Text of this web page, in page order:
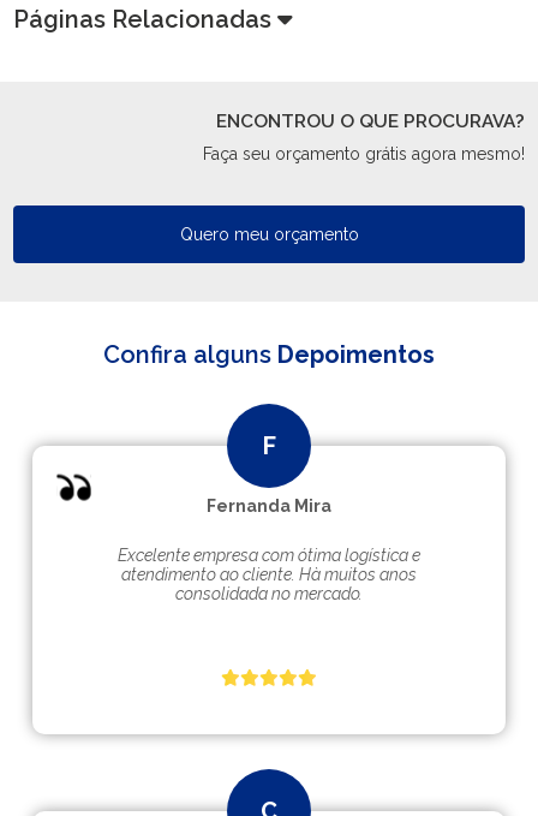
Páginas Relacionadas
ENCONTROU O QUE PROCURAVA?
Faça seu orçamento grátis agora mesmo!
Quero meu orçamento
Confira alguns Depoimentos
Fernanda Mira
Excelente empresa com ótima logística e
atendimento ao cliente. Hà muitos anos
consolidada no mercado.